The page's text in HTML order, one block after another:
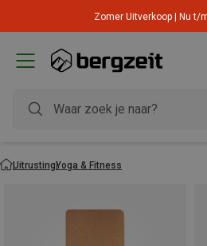
Zomer Uitverkoop | Nu t/
UitrustingYoga & Fitness